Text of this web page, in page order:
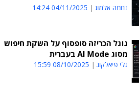
נחמה אלמוג 04/11/2025 14:24
גוגל הכריזה סופסוף על השקת חיפוש
מסוג AI Mode בעברית
גלי פיאלקוב 08/10/2025 15:59